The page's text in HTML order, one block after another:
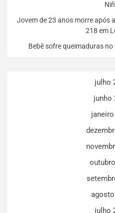
Jovem de 23 anos morre após
218 em
Bebê sofre queimaduras
julho
junho
julho